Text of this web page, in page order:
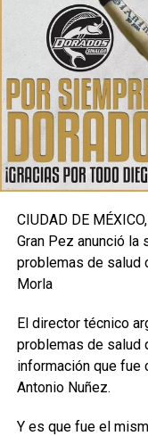
CIUDAD DE
Gran Pez anunció la
problemas de salud
Morla
El director técnico
problemas de salud
información que fue
Antonio Nuñez.
Y es que fue el